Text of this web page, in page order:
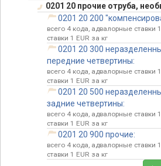
0201 20 прочие отруба,
0201 20 200
всего 4 кода, адвалорные ставки
ставки 1 EUR за кг
0201 20 300
передние четвертины:
всего 4 кода, адвалорные ставки
ставки 1 EUR за кг
0201 20 500
задние четвертины:
всего 4 кода, адвалорные ставки
ставки 1 EUR за кг
0201 20 900 прочие:
всего 4 кода, адвалорные ставки
ставки 1 EUR за кг